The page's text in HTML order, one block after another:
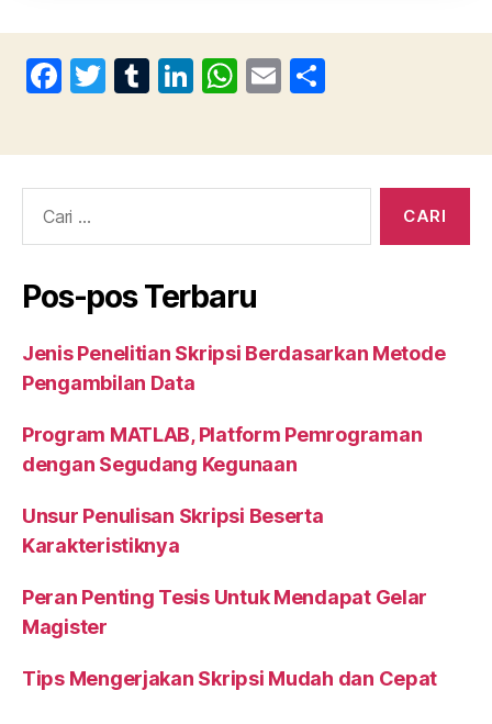
F
c
e
b
o
o
k
T
itt
er
T
m
bl
Li
k
e
n
W
at
s
p
p
E
ai
l
a
re
Pos-pos Terbaru
Jenis Penelitian Skripsi Berdasarkan Metode
Pengambilan Data
Program MATLAB, Platform Pemrograman
dengan Segudang Kegunaan
Unsur Penulisan Skripsi Beserta
Karakteristiknya
Peran Penting Tesis Untuk Mendapat Gelar
Magister
Tips Mengerjakan Skripsi Mudah dan Cepat